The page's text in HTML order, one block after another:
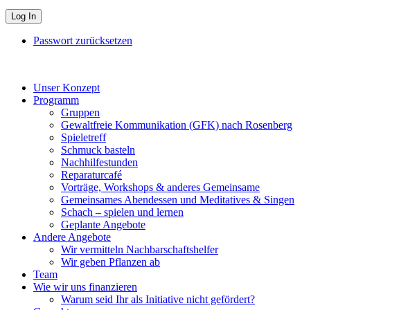
Passwort zurücksetzen
Unser Konzept
Programm
Gruppen
Gewaltfreie Kommunikation (GFK) nach Rosenberg
Spieletreff
Schmuck basteln
Nachhilfestunden
Reparaturcafé
Vorträge, Workshops & anderes Gemeinsame
Gemeinsames Abendessen und Meditatives & Singen
Schach – spielen und lernen
Geplante Angebote
Andere Angebote
Wir vermitteln Nachbarschaftshelfer
Wir geben Pflanzen ab
Team
Wie wir uns finanzieren
Warum seid Ihr als Initiative nicht gefördert?